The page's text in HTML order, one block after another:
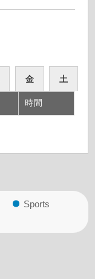
金 土
時間
Sports